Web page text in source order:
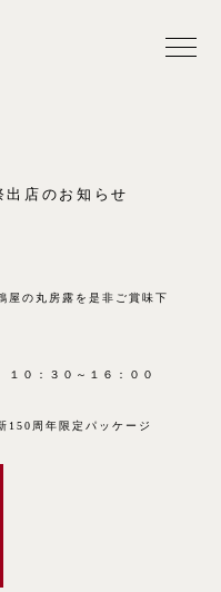
店のお知らせ
屋の丸房露を是非ご賞味下
０：３０～１６：００
周年限定パッケージ